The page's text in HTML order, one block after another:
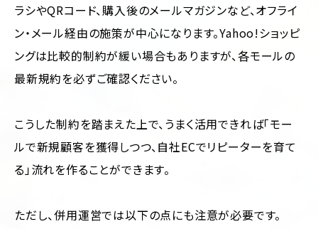
ラシやQRコード、購入後のメールマガジンなど、オフライ
ン・メール経由の施策が中心になります。Yahoo!ショッピ
ングは比較的制約が緩い場合もありますが、各モールの
最新規約を必ずご確認ください。
こうした制約を踏まえた上で、うまく活用できれば「モー
ルで新規顧客を獲得しつつ、自社ECでリピーターを育て
る」流れを作ることができます。
ただし、併用運営では以下の点にも注意が必要です。